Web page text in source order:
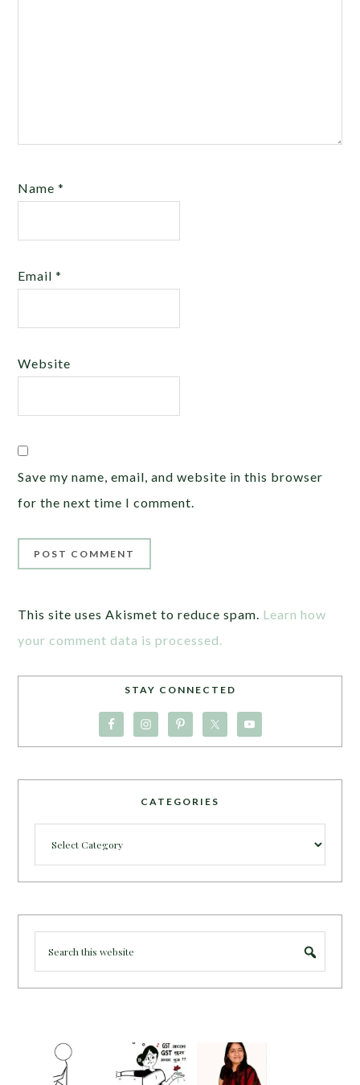
Name*
Email*
Website
Save my name, email, and website in this browser
for the next time I comment.
This site uses Akismet to reduce spam. Learn how
your comment data is processed.
STAY CONNECTED
CATEGORIES